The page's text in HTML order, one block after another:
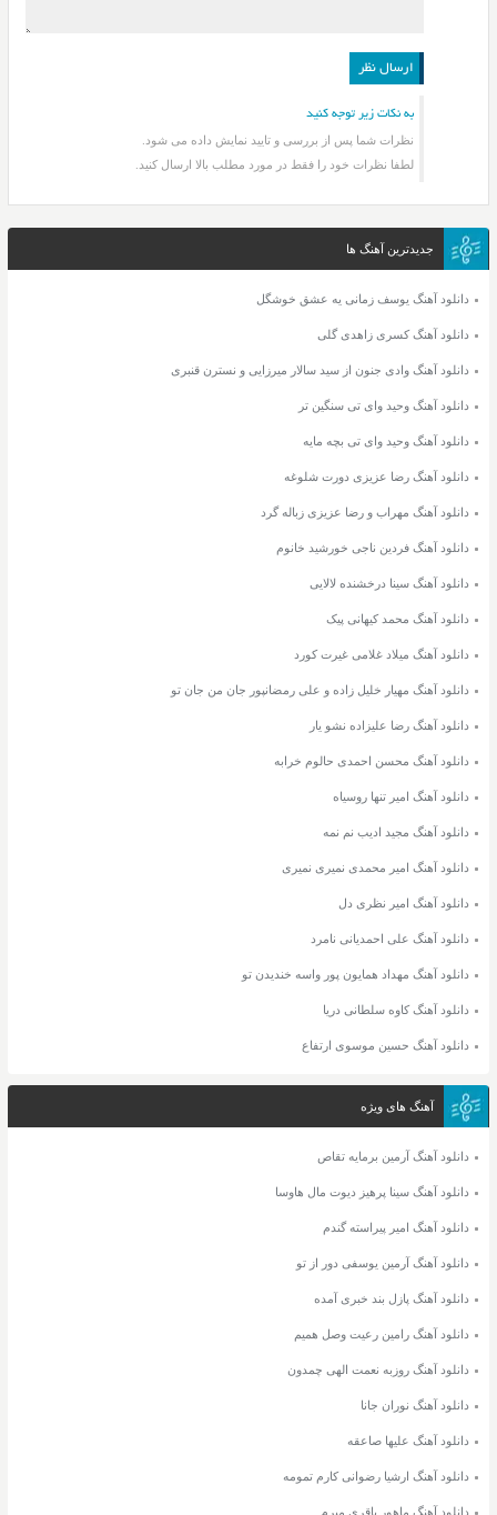
به نکات زیر توجه کنید
نظرات شما پس از بررسی و تایید نمایش داده می شود.
لطفا نظرات خود را فقط در مورد مطلب بالا ارسال کنید.
جدیدترین آهنگ ها
دانلود آهنگ یوسف زمانی یه عشق خوشگل
دانلود آهنگ کسری زاهدی گلی
دانلود آهنگ وادی جنون از سید سالار میرزایی و نسترن قنبری
دانلود آهنگ وحید وای تی سنگین تر
دانلود آهنگ وحید وای تی بچه مایه
دانلود آهنگ رضا عزیزی دورت شلوغه
دانلود آهنگ مهراب و رضا عزیزی زباله گرد
دانلود آهنگ فردین ناجی خورشید خانوم
دانلود آهنگ سینا درخشنده لالایی
دانلود آهنگ محمد کیهانی پیک
دانلود آهنگ میلاد غلامی غیرت کورد
دانلود آهنگ مهیار خلیل زاده و علی رمضانپور جان من جان تو
دانلود آهنگ رضا علیزاده نشو یار
دانلود آهنگ محسن احمدی حالوم خرابه
دانلود آهنگ امیر تنها روسیاه
دانلود آهنگ مجید ادیب نم نمه
دانلود آهنگ امیر محمدی نمیری نمیری
دانلود آهنگ امیر نظری دل
دانلود آهنگ علی احمدیانی نامرد
دانلود آهنگ مهداد همایون پور واسه خندیدن تو
دانلود آهنگ کاوه سلطانی دریا
دانلود آهنگ حسین موسوی ارتفاع
آهنگ های ویژه
دانلود آهنگ آرمین برمایه تقاص
دانلود آهنگ سینا پرهیز دیوت مال هاوسا
دانلود آهنگ امیر پیراسته گندم
دانلود آهنگ آرمین یوسفی دور از تو
دانلود آهنگ پازل بند خبری آمده
دانلود آهنگ رامین رعیت وصل همیم
دانلود آهنگ روزبه نعمت الهی چمدون
دانلود آهنگ نوران جانا
دانلود آهنگ علیها صاعقه
دانلود آهنگ ارشیا رضوانی کارم تمومه
دانلود آهنگ ماهور باقری میرم